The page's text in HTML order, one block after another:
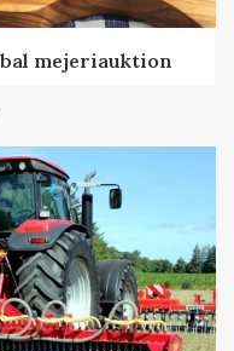
mejeriauktion